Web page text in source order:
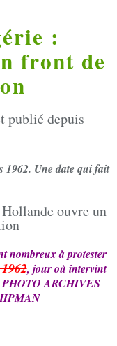
:
front de
publié depuis
1962. Une date qui fait
nombreux à protester
, jour où intervint
PHOTO ARCHIVES